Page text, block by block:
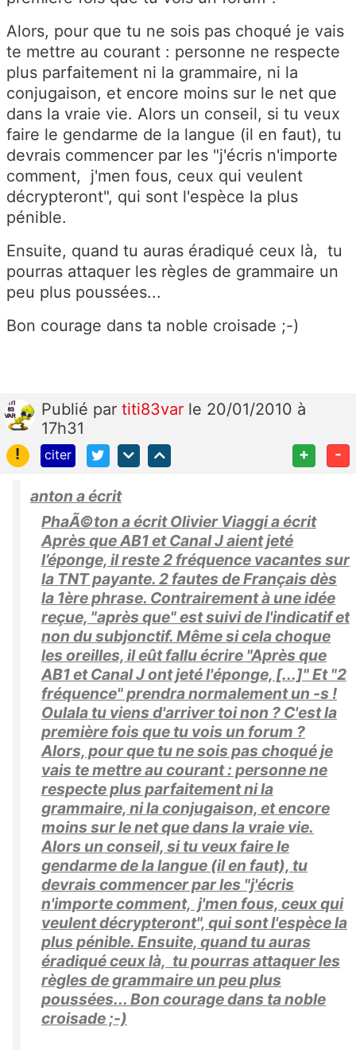
Alors, pour que tu ne sois pas choqué je vais
te mettre au courant : personne ne respecte
plus parfaitement ni la grammaire, ni la
conjugaison, et encore moins sur le net que
dans la vraie vie. Alors un conseil, si tu veux
faire le gendarme de la langue (il en faut), tu
devrais commencer par les "j'écris n'importe
comment, j'men fous, ceux qui veulent
décrypteront", qui sont l'espèce la plus
pénible.
Ensuite, quand tu auras éradiqué ceux là, tu
pourras attaquer les règles de grammaire un
peu plus poussées...
Bon courage dans ta noble croisade ;-)
Publié par titi83var le 20/01/2010 à
17h31
!
citer + -
anton a écrit
PhaÃ©ton a écrit Olivier Viaggi a écrit
Après que AB1 et Canal J aient jeté
l’éponge, il reste 2 fréquence vacantes sur
la TNT payante. 2 fautes de Français dès
la 1ère phrase. Contrairement à une idée
reçue, "après que" est suivi de l'indicatif et
non du subjonctif. Même si cela choque
les oreilles, il eût fallu écrire "Après que
AB1 et Canal J ont jeté l'éponge, [...]" Et "2
fréquence" prendra normalement un -s !
Oulala tu viens d'arriver toi non ? C'est la
première fois que tu vois un forum ?
Alors, pour que tu ne sois pas choqué je
vais te mettre au courant : personne ne
respecte plus parfaitement ni la
grammaire, ni la conjugaison, et encore
moins sur le net que dans la vraie vie.
Alors un conseil, si tu veux faire le
gendarme de la langue (il en faut), tu
devrais commencer par les "j'écris
n'importe comment, j'men fous, ceux qui
veulent décrypteront", qui sont l'espèce la
plus pénible. Ensuite, quand tu auras
éradiqué ceux là, tu pourras attaquer les
règles de grammaire un peu plus
poussées... Bon courage dans ta noble
croisade ;-)